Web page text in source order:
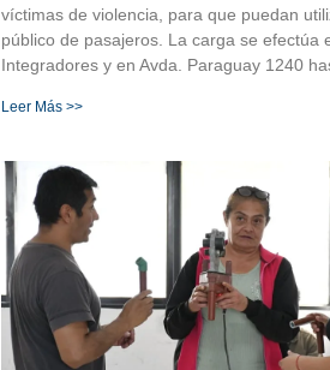
víctimas de violencia, para que puedan
público de pasajeros. La carga se efectúa
Integradores y en Avda. Paraguay 1240
Leer Más >>